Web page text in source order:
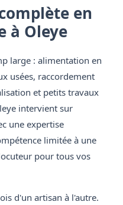
en
à Oleye
large : alimentation en
usées, raccordement
et petits travaux
intervient sur
une expertise
limitée à une
pour tous vos
d'un artisan à l'autre.